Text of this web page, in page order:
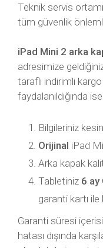
Teknik servis
tüm güvenlik
iPad Mini 2 arka
adresimize
taraflı indirimli
faydalanıldığında ise
Bilgileriniz
Orijinal iPad
Arka kapak
Tabletiniz 6 ay
garanti kartı
Garanti süresi
hatası dışında